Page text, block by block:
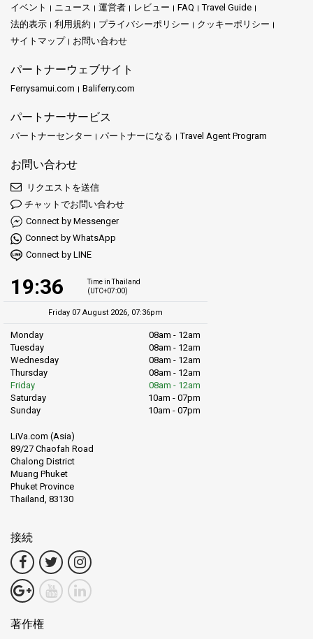
イベント
ニュース 運営者 レビュー FAQ
Travel Guide
法的表示
利用規約 プライバシーポリシー
クッキーポリシー
サイトマップ
お問い合わせ
パートナーウェブサイト
Ferrysamui.com Baliferry.com
パートナーサービス
パートナーセンター パートナーになる Travel Agent Program
お問い合わせ
リクエストを送信
チャットでお問い合わせ
Connect by Messenger
Connect by WhatsApp
Connect by LINE
19:36
Time in Thailand
(UTC+07:00)
Friday 07 August 2026, 07:36pm
Monday
08am - 12am
Tuesday
08am - 12am
Wednesday
08am - 12am
Thursday
08am - 12am
Friday
08am - 12am
Saturday
10am - 07pm
Sunday
10am - 07pm
LiVa.com (Asia)
89/27 Chaofah Road
Chalong District
Muang Phuket
Phuket Province
Thailand, 83130
接続
著作権